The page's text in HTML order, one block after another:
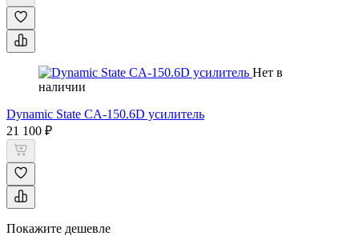
Нет в
наличии
Dynamic State CA-150.6D усилитель
21 100 ₽
Покажите дешевле